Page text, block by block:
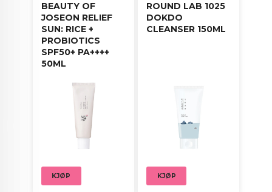
BEAUTY OF
JOSEON RELIEF
SUN: RICE +
PROBIOTICS
SPF50+ PA++++
50ML
KJØP
ROUND LAB 1025
DOKDO
CLEANSER 150ML
KJØP